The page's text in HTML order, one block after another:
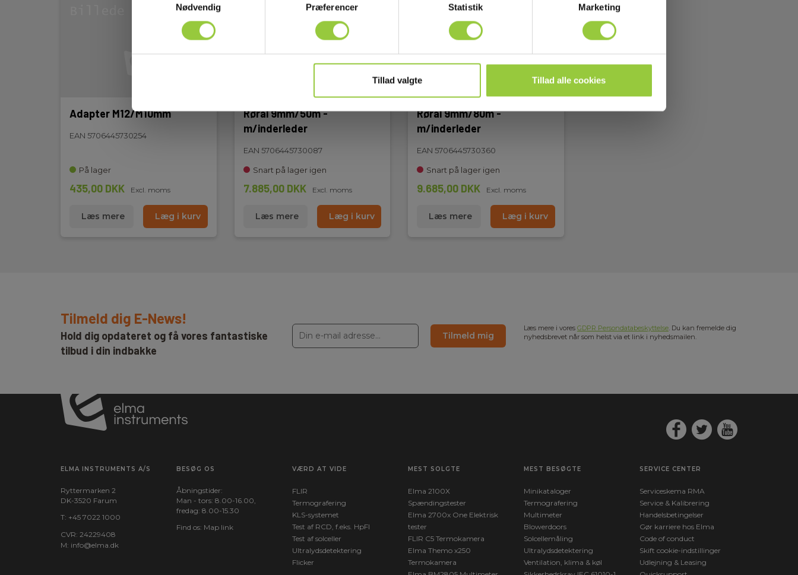
Nødvendig
Præferencer Statistik Marketing
Tillad valgte Tillad alle cookies
M10 udvendigt
Adapter M12/M10mm
EAN 5706445730254
På lager
435,00 DKK Excl. moms
Læs mere Læg i kurv
Rørål 9mm/50m -
m/inderleder
EAN 5706445730087
Snart på lager igen
7.885,00 DKK Excl. moms
Læs mere Læg i kurv
Rørål 9mm/80m -
m/inderleder
EAN 5706445730360
Snart på lager igen
9.685,00 DKK Excl. moms
Læs mere Læg i kurv
Tilmeld dig E-News!
Hold dig opdateret og få vores fantastiske
tilbud i din indbakke
Tilmeld mig
Læs mere i vores GDPR Persondatabeskyttelse. Du kan fremelde dig
nyhedsbrevet når som helst via et link i nyhedsmailen.
ELMA INSTRUMENTS A/S
Ryttermarken 2
DK-3520 Farum
T: +45 7022 1000
CVR: 24229408
M: info@elma.dk
BESØG OS
Åbningstider:
Man - tors: 8.00-16.00,
fredag: 8.00-15.30
Find os: Map link
VÆRD AT VIDE
FLIR
Termografering
KLS-systemet
Test af RCD, f.eks. HpFI
Test af solceller
Ultralydsdetektering
Flicker
MEST SOLGTE
Elma 2100X
Spændingstester
Elma 2700x One Elektrisk
tester
FLIR C5 Termokamera
Elma Themo x250
Termokamera
MEST BESØGTE
Minikataloger
Termografering
Multimeter
Blowerdoors
Solcellemåling
Ultralydsdetektering
Ventilation, klima & køl
SERVICE CENTER
Serviceskema RMA
Service & Kalibrering
Handelsbetingelser
Gør karriere hos Elma
Code of conduct
Skift cookie-indstillinger
Udlejning & Leasing